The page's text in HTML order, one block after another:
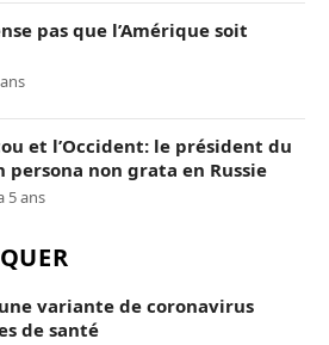
pas que l’Amérique soit
et l’Occident: le président du
non grata en Russie
5 ans
variante de coronavirus
de santé